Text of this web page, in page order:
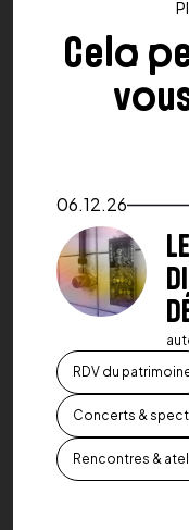
Cela
Voir le détail de
06.12.26
RDV du
Concerts &
Rencontres &